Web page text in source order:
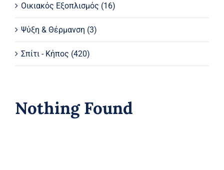
Οικιακός Εξοπλισμός (16)
Ψύξη & Θέρμανση (3)
Σπίτι - Κήπος (420)
Nothing Found